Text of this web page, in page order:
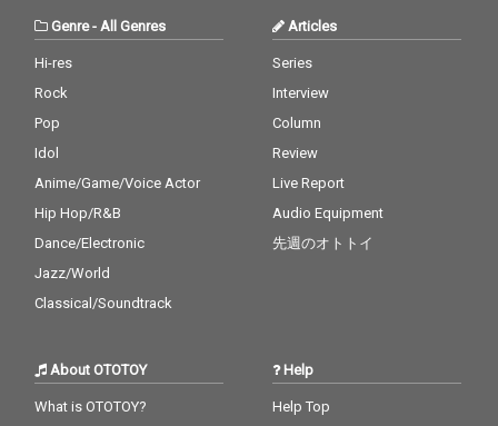
Genre- All Genres
Hi-res
Rock
Pop
Idol
Anime/Game/Voice Actor
Hip Hop/R&B
Dance/Electronic
Jazz/World
Classical/Soundtrack
Articles
Series
Interview
Column
Review
Live Report
Audio Equipment
先週のオトトイ
About OTOTOY
What is OTOTOY?
Help
Help Top